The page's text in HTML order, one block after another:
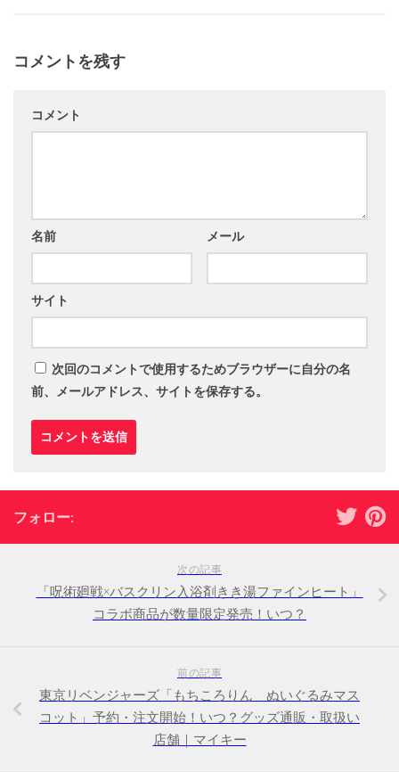
コメントを残す
コメント
名前 メール
サイト
次回のコメントで使用するためブラウザーに自分の名
前、メールアドレス、サイトを保存する。
フォロー:
次の記事
「呪術廻戦×バスクリン入浴剤きき湯ファインヒート」
コラボ商品が数量限定発売！いつ？
前の記事
東京リベンジャーズ「もちころりん ぬいぐるみマス
コット」予約・注文開始！いつ？グッズ通販・取扱い
店舗｜マイキー